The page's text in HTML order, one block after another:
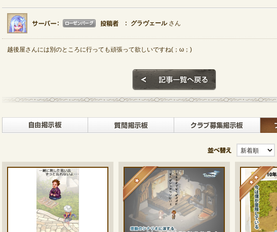
グラヴェールさん
越後屋さんには別のところに行っても頑張って欲しいですね(；ω；)
自由掲示板> 質問掲示板
並び替え
★